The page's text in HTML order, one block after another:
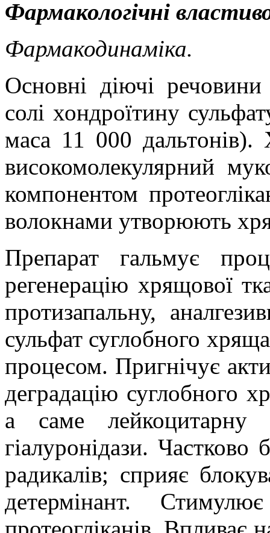
Фармакологічні
Фармакодинаміка.
Основні діючі речовини
солі хондроїтину
маса 11 000 дальтонів).
високомолекулярний
компонентом
волокнами утворюють
Препарат гальмує
регенерацію хрящової
протизапальну,
сульфат суглобного
процесом. Пригнічує
деградацію суглобного
а саме лейкоцитарну
гіалуронідази.
радикалів; сприяє
детермінант.